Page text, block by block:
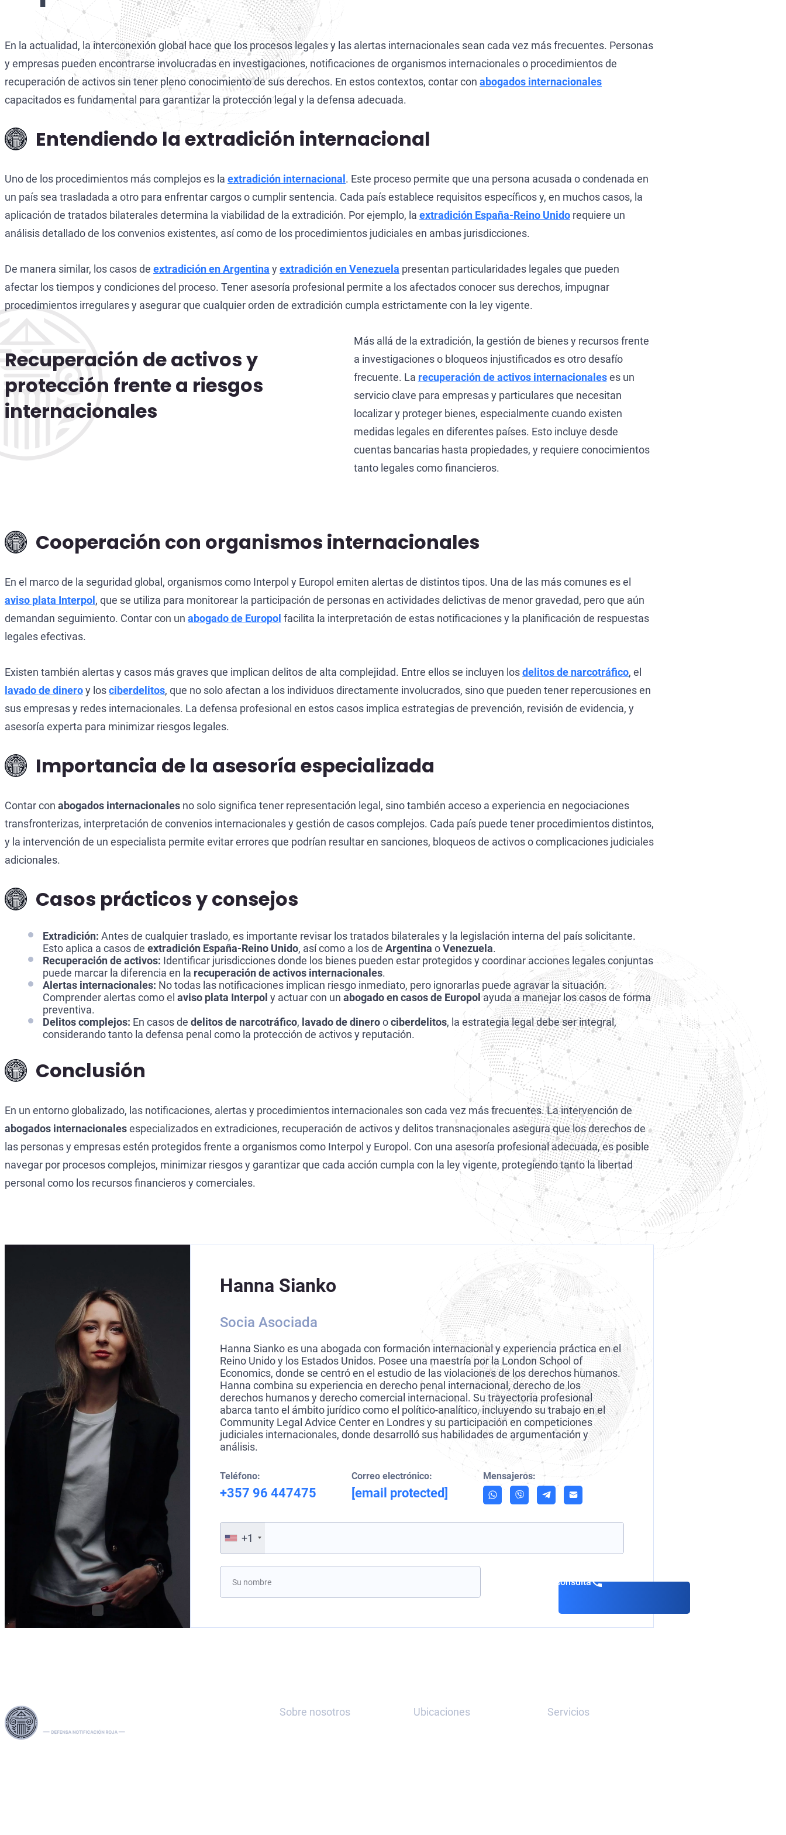
Ciberdelitos
Delitos Fiscales Internacionales
Extradición Colombia
Extradición Argentina
Extradición Venezuela
Extradición Brasil–Estados Unidos
Extradición Brasil–Portugal
En la actualidad, la interconexión global hace que los procesos legales y las alertas internacionales sean cada vez más frecuentes. Personas
y empresas pueden encontrarse involucradas en investigaciones, notificaciones de organismos internacionales o procedimientos de
recuperación de activos sin tener pleno conocimiento de sus derechos. En estos contextos, contar con abogados internacionales
capacitados es fundamental para garantizar la protección legal y la defensa adecuada.
Entendiendo la extradición internacional
Uno de los procedimientos más complejos es la extradición internacional. Este proceso permite que una persona acusada o condenada en
un país sea trasladada a otro para enfrentar cargos o cumplir sentencia. Cada país establece requisitos específicos y, en muchos casos, la
aplicación de tratados bilaterales determina la viabilidad de la extradición. Por ejemplo, la extradición España-Reino Unido requiere un
análisis detallado de los convenios existentes, así como de los procedimientos judiciales en ambas jurisdicciones.
De manera similar, los casos de extradición en Argentina yextradición en Venezuela presentan particularidades legales que pueden
afectar los tiempos y condiciones del proceso. Tener asesoría profesional permite a los afectados conocer sus derechos, impugnar
procedimientos irregulares y asegurar que cualquier orden de extradición cumpla estrictamente con la ley vigente.
Recuperación de activos y
protección frente a riesgos
internacionales
Más allá de la extradición, la gestión de bienes y recursos frente
a investigaciones o bloqueos injustificados es otro desafío
frecuente. La recuperación de activos internacionaleses un
servicio clave para empresas y particulares que necesitan
localizar y proteger bienes, especialmente cuando existen
medidas legales en diferentes países. Esto incluye desde
cuentas bancarias hasta propiedades, y requiere conocimientos
tanto legales como financieros.
Cooperación con organismos internacionales
En el marco de la seguridad global, organismos como Interpol y Europol emiten alertas de distintos tipos. Una de las más comunes es el
aviso plata Interpol, que se utiliza para monitorear la participación de personas en actividades delictivas de menor gravedad, pero que aún
demandan seguimiento. Contar con un abogado de Europol facilita la interpretación de estas notificaciones y la planificación de respuestas
legales efectivas.
Existen también alertas y casos más graves que implican delitos de alta complejidad. Entre ellos se incluyen losdelitos de narcotráfico, el
lavado de dineroy losciberdelitos, que no solo afectan a los individuos directamente involucrados, sino que pueden tener repercusiones en
sus empresas y redes internacionales. La defensa profesional en estos casos implica estrategias de prevención, revisión de evidencia, y
asesoría experta para minimizar riesgos legales.
Importancia de la asesoría especializada
Contar con abogados internacionales no solo significa tener representación legal, sino también acceso a experiencia en negociaciones
transfronterizas, interpretación de convenios internacionales y gestión de casos complejos. Cada país puede tener procedimientos distintos,
y la intervención de un especialista permite evitar errores que podrían resultar en sanciones, bloqueos de activos o complicaciones judiciales
adicionales.
Casos prácticos y consejos
Extradición: Antes de cualquier traslado, es importante revisar los tratados bilaterales y la legislación interna del país solicitante.
Esto aplica a casos de extradición España-Reino Unido, así como a los de Argentina oVenezuela.
Recuperación de activos: Identificar jurisdicciones donde los bienes pueden estar protegidos y coordinar acciones legales conjuntas
puede marcar la diferencia en la recuperación de activos internacionales.
Alertas internacionales: No todas las notificaciones implican riesgo inmediato, pero ignorarlas puede agravar la situación.
Comprender alertas como el aviso plata Interpol y actuar con un abogado en casos de Europolayuda a manejar los casos de forma
preventiva.
Delitos complejos: En casos de delitos de narcotráfico, lavado de dineroociberdelitos, la estrategia legal debe ser integral,
considerando tanto la defensa penal como la protección de activos y reputación.
Conclusión
En un entorno globalizado, las notificaciones, alertas y procedimientos internacionales son cada vez más frecuentes. La intervención de
abogados internacionalesespecializados en extradiciones, recuperación de activos y delitos transnacionales asegura que los derechos de
las personas y empresas estén protegidos frente a organismos como Interpol y Europol. Con una asesoría profesional adecuada, es posible
navegar por procesos complejos, minimizar riesgos y garantizar que cada acción cumpla con la ley vigente, protegiendo tanto la libertad
personal como los recursos financieros y comerciales.
Hanna Sianko
Socia Asociada
Hanna Sianko es una abogada con formación internacional y experiencia práctica en el
Reino Unido y los Estados Unidos. Posee una maestría por la London School of
Economics, donde se centró en el estudio de las violaciones de los derechos humanos.
Hanna combina su experiencia en derecho penal internacional, derecho de los
derechos humanos y derecho comercial internacional. Su trayectoria profesional
abarca tanto el ámbito jurídico como el político-analítico, incluyendo su trabajo en el
Community Legal Advice Center en Londres y su participación en competiciones
judiciales internacionales, donde desarrolló sus habilidades de argumentación y
análisis.
Teléfono:
+357 96 447475
Correo electrónico:
[email protected]
Mensajeros:
+1
Por favor, deja este campo vacío.
Reservar consulta
Sobre nosotros Ubicaciones Servicios